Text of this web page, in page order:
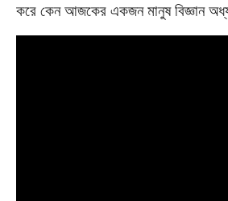
করে কেন আজকের একজন মানুষ বিজ্ঞান